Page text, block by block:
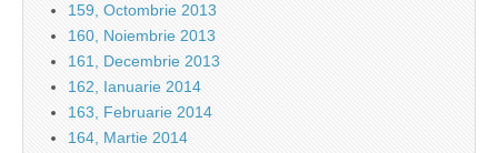
159, Octombrie 2013
160, Noiembrie 2013
161, Decembrie 2013
162, Ianuarie 2014
163, Februarie 2014
164, Martie 2014